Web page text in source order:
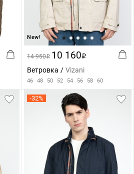
New!
14 950i 10 160i
Ветровка Vizani
46 48 50 52 54 56 58 60
-32%